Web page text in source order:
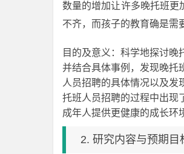
数量的增加让许多晚托班更
不齐，而孩子的教育确是需
目的及意义：科学地探讨
并结合具体事例，发现晚托
人员招聘的具体情况以及发
托班人员招聘的过程中出现
成年人提供更健康的成长环
2. 研究内容与预期目